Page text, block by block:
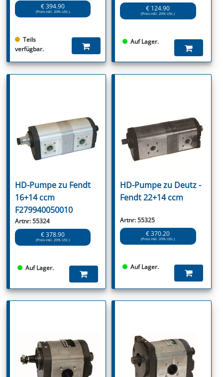
€ 394.90
(Preis inkl. 20% USt.)
Teils
verfügbar.
€ 124.90
(Preis inkl. 20% USt.)
Auf Lager.
HD-Pumpe zu Fendt
16+14 ccm
F279940050010
Artnr: 55324
€ 378.90
(Preis inkl. 20% USt.)
Auf Lager.
HD-Pumpe zu Deutz -
Fendt 22+14 ccm
Artnr: 55325
€ 370.20
(Preis inkl. 20% USt.)
Auf Lager.